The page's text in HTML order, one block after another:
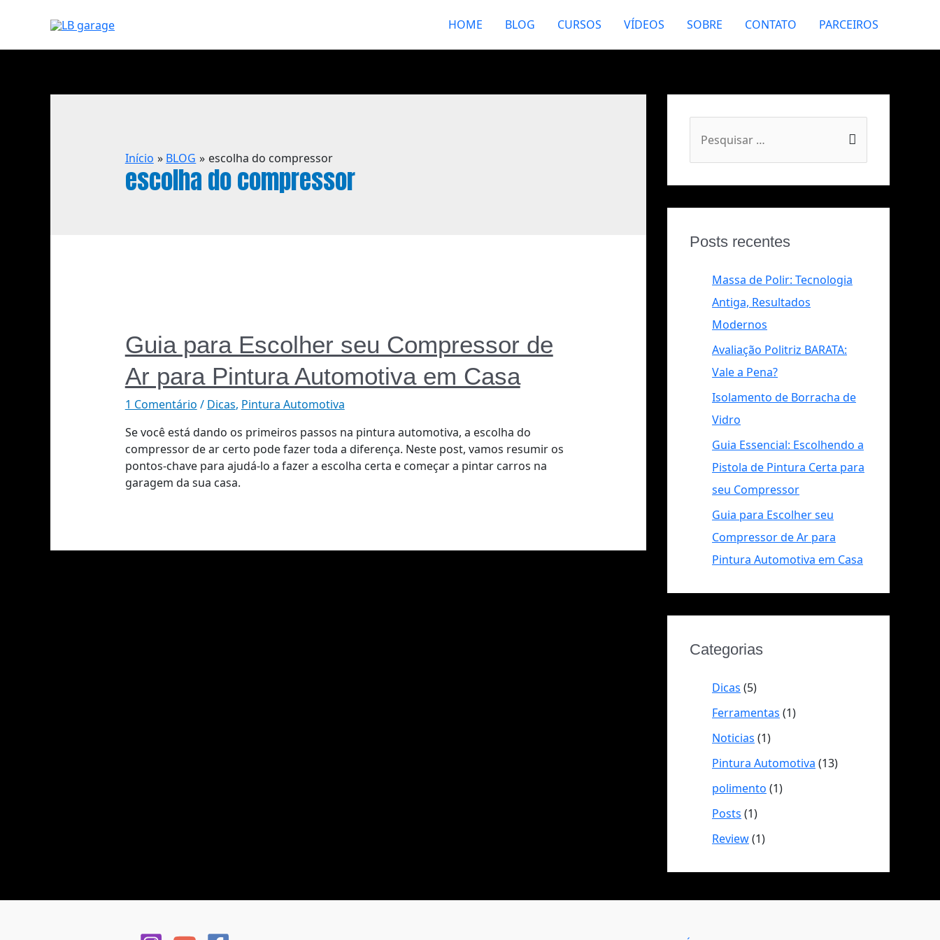
HOME BLOG CURSOS VÍDEOS SOBRE CONTATO PARCEIROS
Início BLOG escolha do compressor
escolha do compressor
Guia para Escolher seu Compressor de
Ar para Pintura Automotiva em Casa
1 Comentário / Dicas, Pintura Automotiva
Se você está dando os primeiros passos na pintura automotiva, a escolha do
compressor de ar certo pode fazer toda a diferença. Neste post, vamos resumir os
pontos-chave para ajudá-lo a fazer a escolha certa e começar a pintar carros na
garagem da sua casa.
Posts recentes
Massa de Polir: Tecnologia
Antiga, Resultados
Modernos
Avaliação Politriz BARATA:
Vale a Pena?
Isolamento de Borracha de
Vidro
Guia Essencial: Escolhendo a
Pistola de Pintura Certa para
seu Compressor
Guia para Escolher seu
Compressor de Ar para
Pintura Automotiva em Casa
Categorias
Dicas (5)
Ferramentas (1)
Noticias (1)
Pintura Automotiva (13)
polimento (1)
Posts (1)
Review(1)